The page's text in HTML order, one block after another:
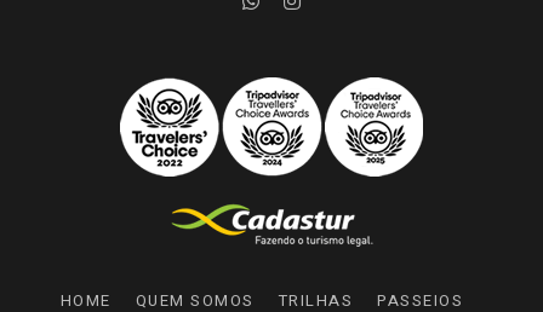
HOME QUEM SOMOS TRILHAS PASSEIOS